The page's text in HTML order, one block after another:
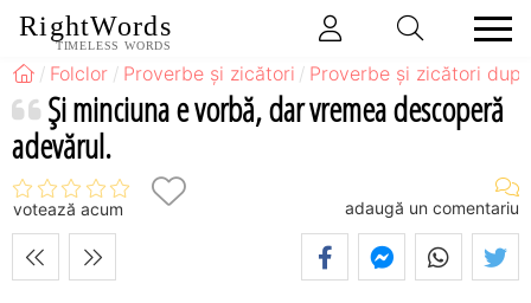
RightWords
TIMELESS WORDS
Folclor Proverbe și zicători Proverbe și zicători
Şi minciuna e vorbă, dar vremea descoperă
adevărul.
votează acum adaugă un comentariu